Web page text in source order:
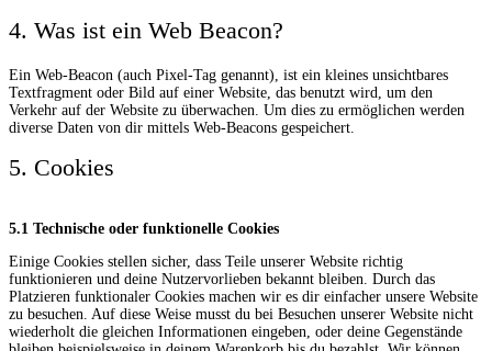
4. Was ist ein Web Beacon?
Ein Web-Beacon (auch Pixel-Tag genannt), ist ein kleines unsichtbares
Textfragment oder Bild auf einer Website, das benutzt wird, um den
Verkehr auf der Website zu überwachen. Um dies zu ermöglichen werden
diverse Daten von dir mittels Web-Beacons gespeichert.
5. Cookies
5.1 Technische oder funktionelle Cookies
Einige Cookies stellen sicher, dass Teile unserer Website richtig
funktionieren und deine Nutzervorlieben bekannt bleiben. Durch das
Platzieren funktionaler Cookies machen wir es dir einfacher unsere Website
zu besuchen. Auf diese Weise musst du bei Besuchen unserer Website nicht
wiederholt die gleichen Informationen eingeben, oder deine Gegenstände